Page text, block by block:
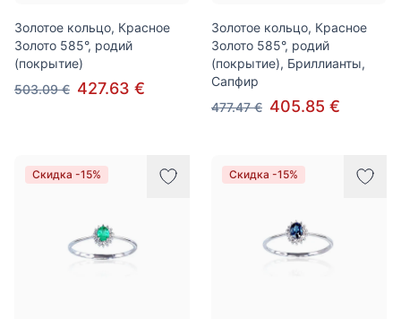
Золотое кольцо, Красное
Золото 585°, родий
(покрытие)
503.09 € 427.63 €
Золотое кольцо, Красное
Золото 585°, родий
(покрытие), Бриллианты,
Сапфир
477.47 € 405.85 €
Скидка -15% Скидка -15%